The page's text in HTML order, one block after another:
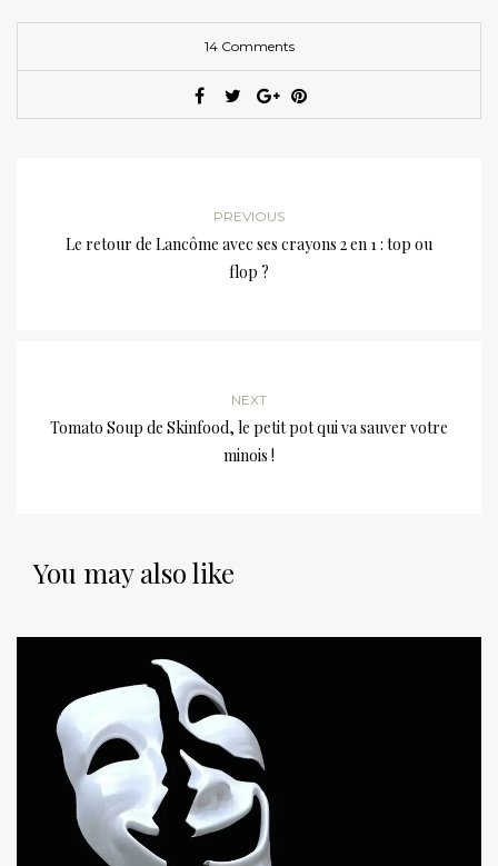
14 Comments
PREVIOUS
Le retour de Lancôme avec ses crayons 2 en 1 : top ou
flop ?
NEXT
Tomato Soup de Skinfood, le petit pot qui va sauver votre
minois !
You may also like